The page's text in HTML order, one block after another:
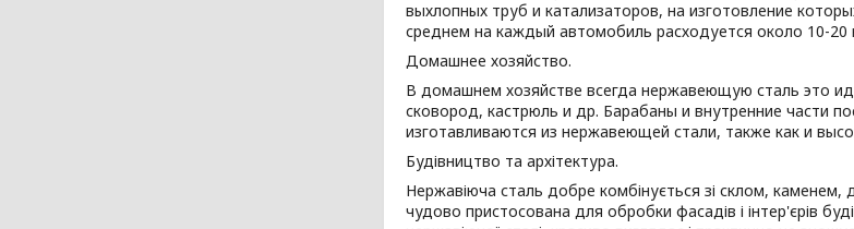
выхлопных труб и катализаторов, на изготовление
среднем на каждый автомобиль расходуется около 10-
Домашнее хозяйство.
В домашнем хозяйстве всегда нержавеющую сталь это
сковород, кастрюль и др. Барабаны и внутренние части
изготавливаются из нержавеющей стали, также как и
Будівництво та архітектура.
Нержавіюча сталь добре комбінується зі склом,
чудово пристосована для обробки фасадів і інтер'єрів